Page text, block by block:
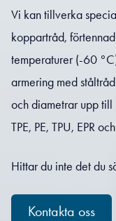
Vi kan tillverka
koppartråd,
temperaturer (-60
armering med
och diametrar upp till
TPE, PE, TPU, EPR
Hittar du inte det du
Kontakta oss